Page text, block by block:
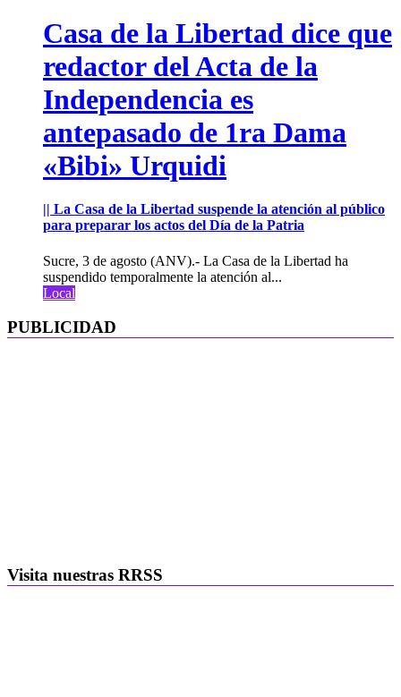
Casa de la Libertad dice que
redactor del Acta de la
Independencia es
antepasado de 1ra Dama
«Bibi» Urquidi
|| La Casa de la Libertad suspende la atención al público
para preparar los actos del Día de la Patria
Sucre, 3 de agosto (ANV).- La Casa de la Libertad ha
suspendido temporalmente la atención al...
Local
PUBLICIDAD
Visita nuestras RRSS